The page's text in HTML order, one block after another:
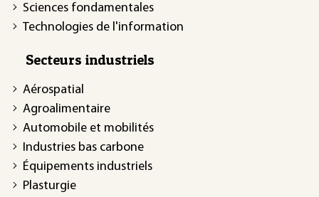
Sciences fondamentales
Technologies de l'information
Secteurs industriels
Aérospatial
Agroalimentaire
Automobile et mobilités
Industries bas carbone
Équipements industriels
Plasturgie